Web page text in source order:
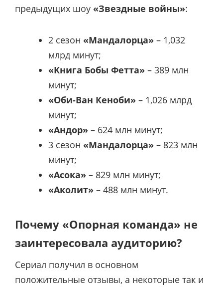
предыдущих шоу «Звездные войны»:
2 сезон «Мандалорца» – 1,032
млрд минут;
«Книга Бобы Фетта» – 389 млн
минут;
«Оби-Ван Кеноби» – 1,026 млрд
минут;
«Андор» – 624 млн минут;
3 сезон «Мандалорца» – 823 млн
минут;
«Асока» – 829 млн минут;
«Аколит» – 488 млн минут.
Почему «Опорная команда» не
заинтересовала аудиторию?
Сериал получил в основном
положительные отзывы, а некоторые так и